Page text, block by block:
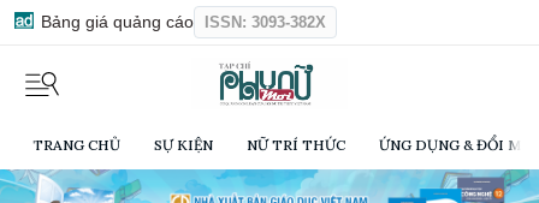
Bảng giá quảng cáo ISSN: 3093-382X
TRANG CHỦ SỰ KIỆN NỮ TRÍ THỨC ỨNG DỤNG & ĐỔI